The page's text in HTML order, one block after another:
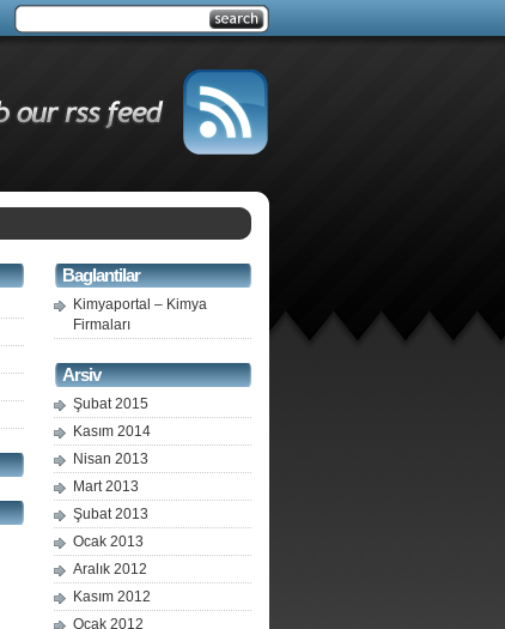
Baglantilar
Kimyaportal – Kimya
Firmaları
Arsiv
Şubat 2015
Kasım 2014
Nisan 2013
Mart 2013
Şubat 2013
Ocak 2013
Aralık 2012
Kasım 2012
Ocak 2012